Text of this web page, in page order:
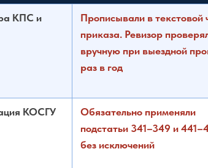
КПС и
Прописывали в текстовой
приказа. Ревизор
вручную при выездной
раз в год
КОСГУ
Обязательно применяли
подстатьи 341–349 и
без исключений